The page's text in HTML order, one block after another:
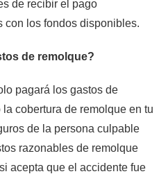
de recibir el pago
con los fondos disponibles.
de remolque?
pagará los gastos de
cobertura de remolque en tu
de la persona culpable
razonables de remolque
acepta que el accidente fue